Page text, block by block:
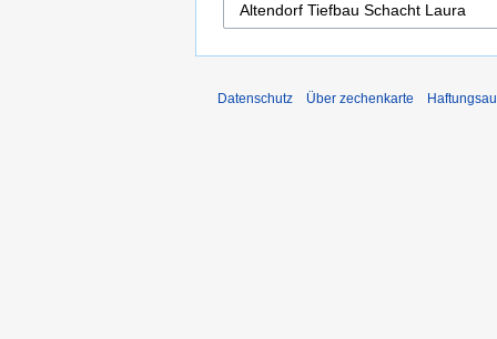
Datenschutz Über zechenkarte